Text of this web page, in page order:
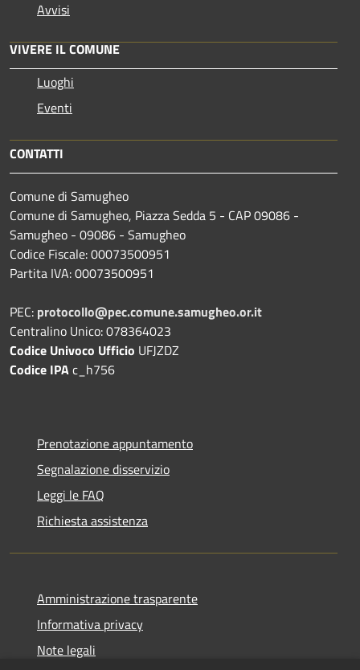
Avvisi
VIVERE IL COMUNE
Luoghi
Eventi
CONTATTI
Comune di Samugheo
Comune di Samugheo, Piazza Sedda 5 - CAP 09086 -
Samugheo - 09086 - Samugheo
Codice Fiscale: 00073500951
Partita IVA: 00073500951
PEC: protocollo@pec.comune.samugheo.or.it
Centralino Unico: 078364023
Codice Univoco Ufficio UFJZDZ
Codice IPAc_h756
Prenotazione appuntamento
Segnalazione disservizio
Leggi le FAQ
Richiesta assistenza
Amministrazione trasparente
Informativa privacy
Note legali